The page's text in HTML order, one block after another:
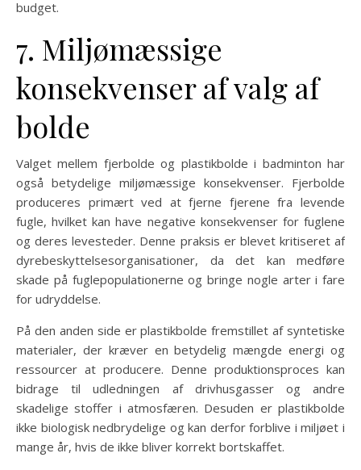
budget.
7. Miljømæssige
konsekvenser af valg af
bolde
Valget mellem fjerbolde og plastikbolde i badminton har
også betydelige miljømæssige konsekvenser. Fjerbolde
produceres primært ved at fjerne fjerene fra levende
fugle, hvilket kan have negative konsekvenser for fuglene
og deres levesteder. Denne praksis er blevet kritiseret af
dyrebeskyttelsesorganisationer, da det kan medføre
skade på fuglepopulationerne og bringe nogle arter i fare
for udryddelse.
På den anden side er plastikbolde fremstillet af syntetiske
materialer, der kræver en betydelig mængde energi og
ressourcer at producere. Denne produktionsproces kan
bidrage til udledningen af drivhusgasser og andre
skadelige stoffer i atmosfæren. Desuden er plastikbolde
ikke biologisk nedbrydelige og kan derfor forblive i miljøet i
mange år, hvis de ikke bliver korrekt bortskaffet.